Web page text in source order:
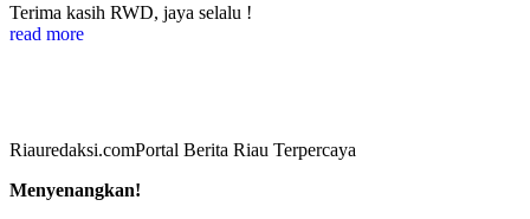
Terima kasih RWD, jaya selalu !
read more
Riauredaksi.comPortal Berita Riau Terpercaya
Menyenangkan!